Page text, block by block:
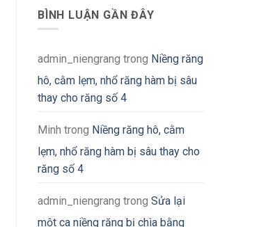
BÌNH LUẬN GẦN ĐÂY
admin_niengrang trong Niềng răng
hô, cằm lẹm, nhổ răng hàm bị sâu
thay cho răng số 4
Minh trong Niềng răng hô, cằm
lẹm, nhổ răng hàm bị sâu thay cho
răng số 4
admin_niengrang trong Sửa lại
một ca niềng răng bị chìa bằng